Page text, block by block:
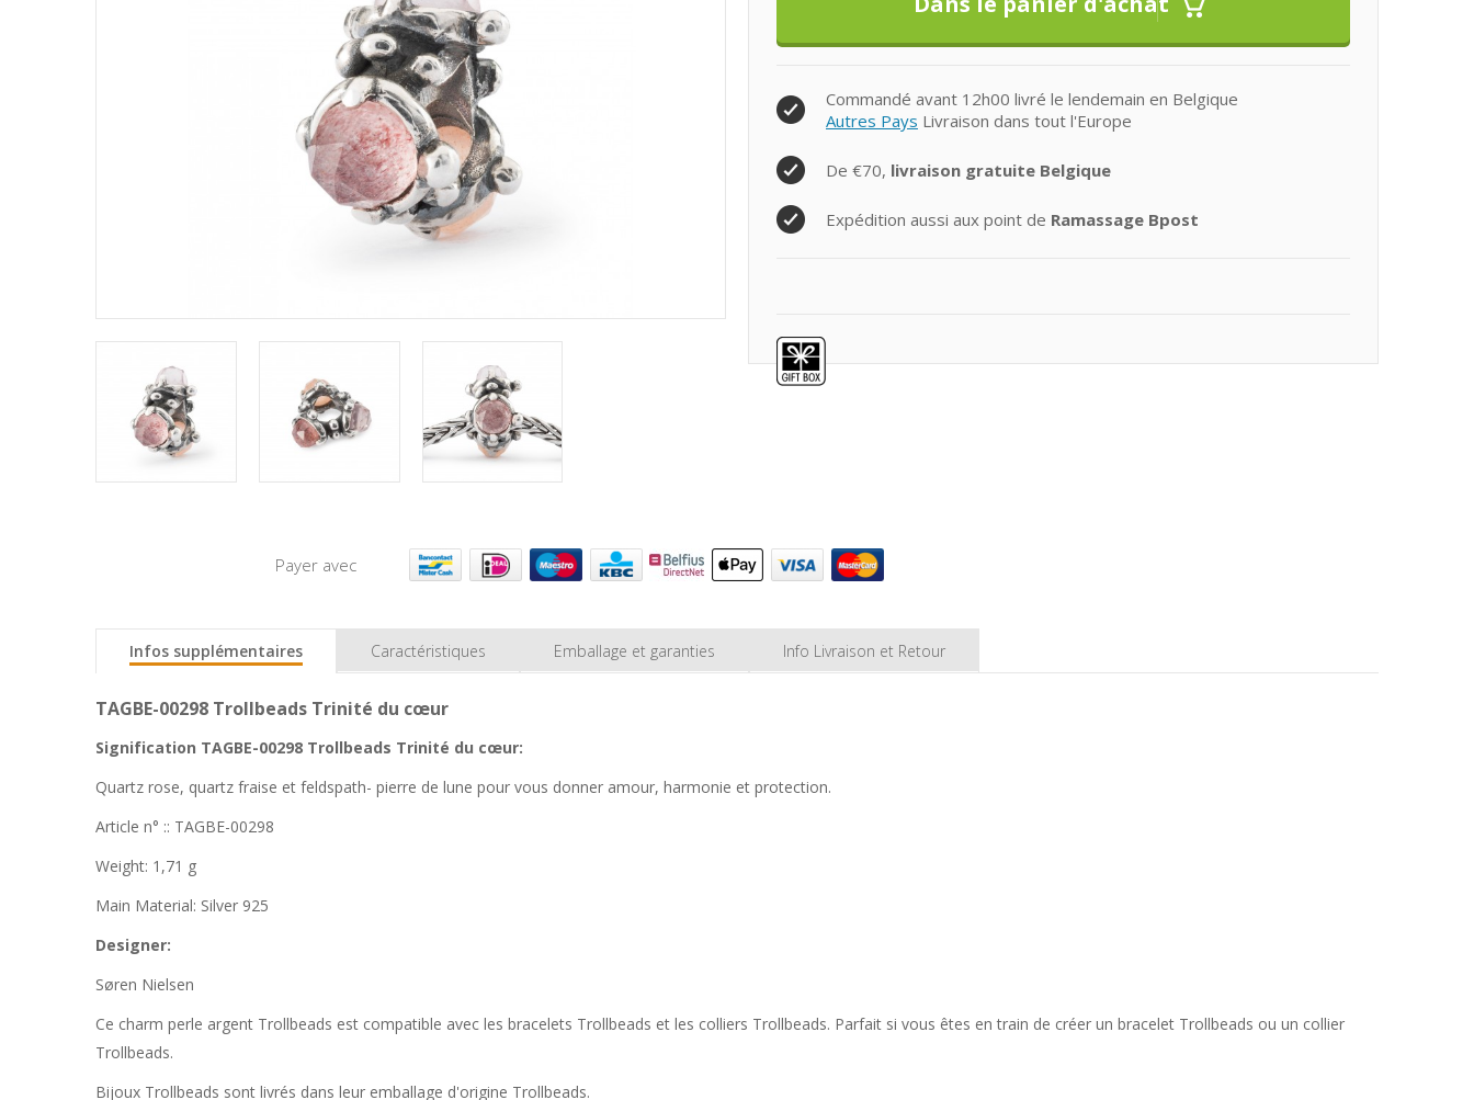
Commandé avant 12h00 livré le lendemain en Belgique
Autres Pays Livraison dans tout l'Europe
De €70, livraison gratuite Belgique
Expédition aussi aux point de Ramassage Bpost
Payer avec
Infos supplémentaires Caractéristiques Emballage et garanties Info Livraison et Retour
TAGBE-00298 Trollbeads Trinité du cœur
Signification TAGBE-00298 Trollbeads Trinité du cœur:
Quartz rose, quartz fraise et feldspath- pierre de lune pour vous donner amour, harmonie et protection.
Article n° :: TAGBE-00298
Weight: 1,71 g
Main Material: Silver 925
Designer:
Søren Nielsen
Ce charm perle argent Trollbeads est compatible avec les bracelets Trollbeads et les colliers Trollbeads. Parfait si vous êtes en train de créer un bracelet Trollbeads ou un collier
Trollbeads.
Bijoux Trollbeads sont livrés dans leur emballage d'origine Trollbeads.